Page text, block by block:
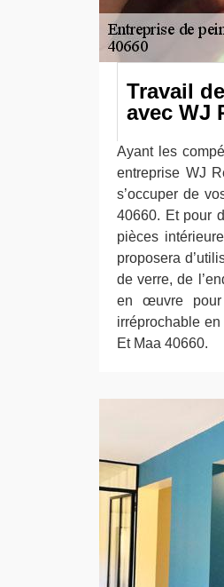
Travail
avec WJ
Ayant les
entreprise WJ
s’occuper de
40660. Et pour
pièces
proposera
de verre, de
en œuvre
irréprochable
Et Maa 40660.